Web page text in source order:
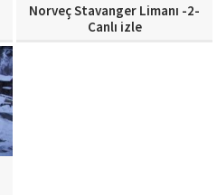
Norveç Stavanger Limanı -2-
Canlı izle